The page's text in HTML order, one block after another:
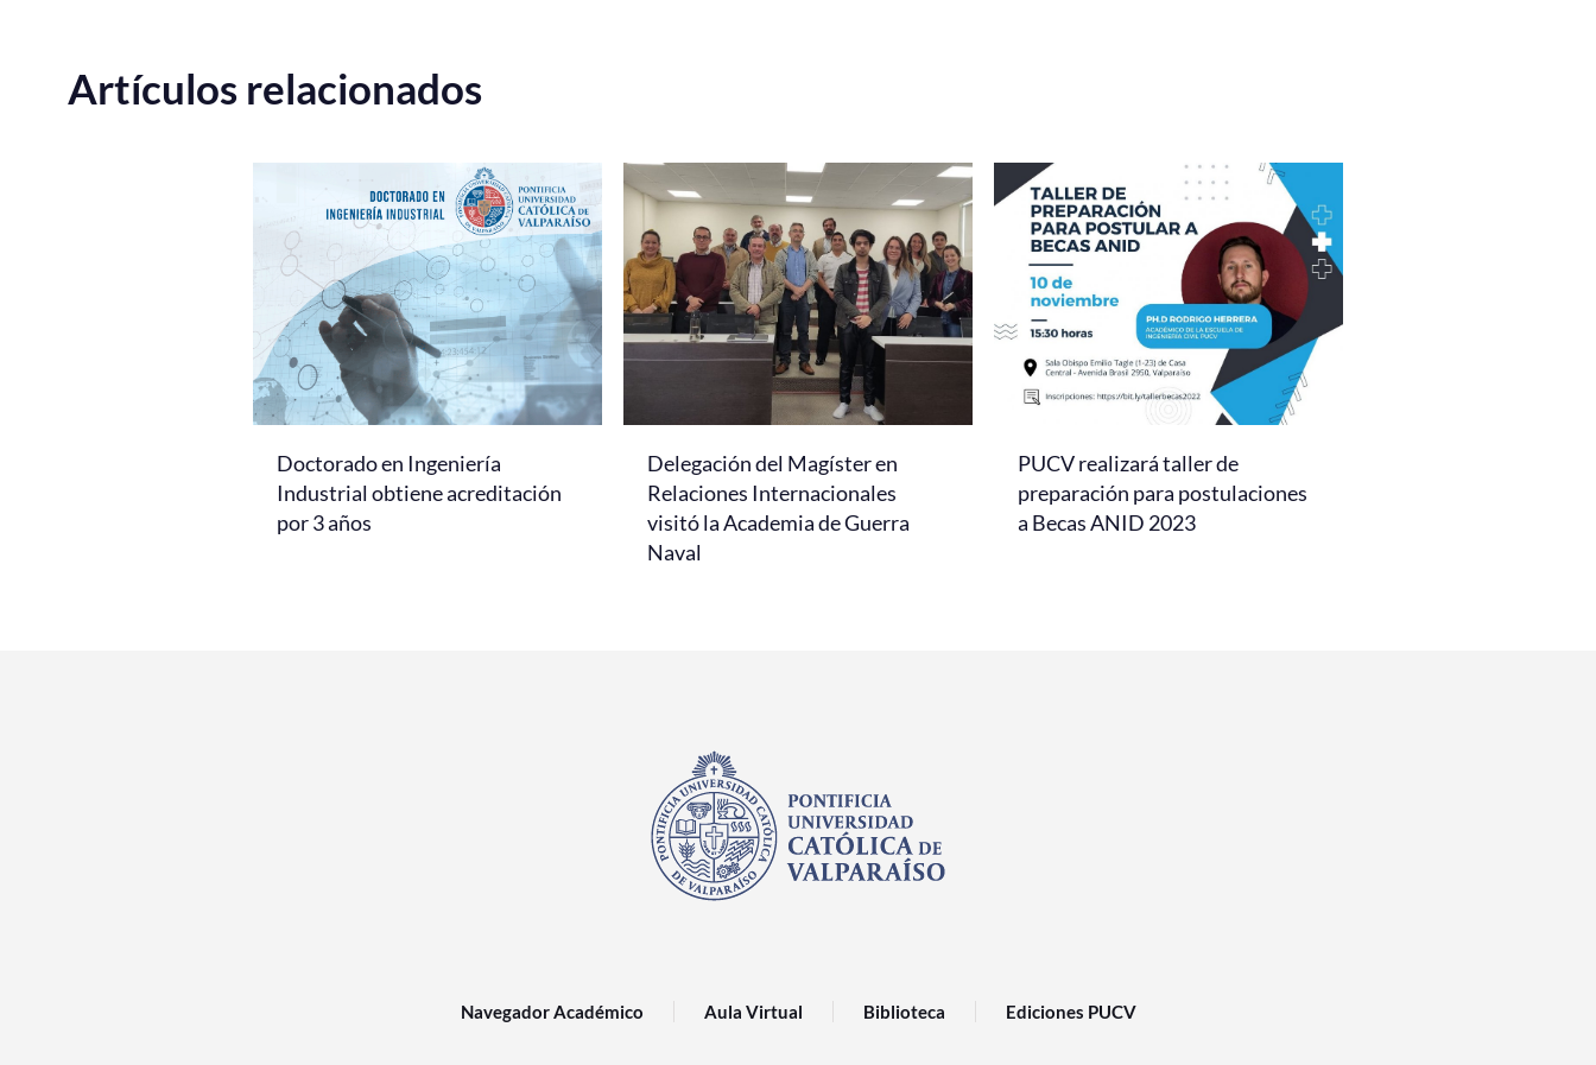
Artículos relacionados
Doctorado en Ingeniería
Industrial obtiene acreditación
por 3 años
Delegación del Magíster en
Relaciones Internacionales
visitó la Academia de Guerra
Naval
PUCV realizará taller de
preparación para postulaciones
a Becas ANID 2023
Navegador Académico Aula Virtual Biblioteca Ediciones PUCV